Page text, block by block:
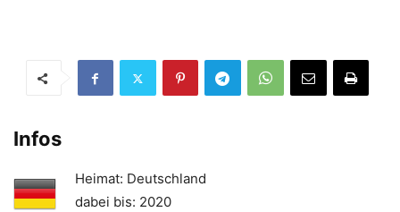
Infos
Heimat: Deutschland
dabei bis: 2020